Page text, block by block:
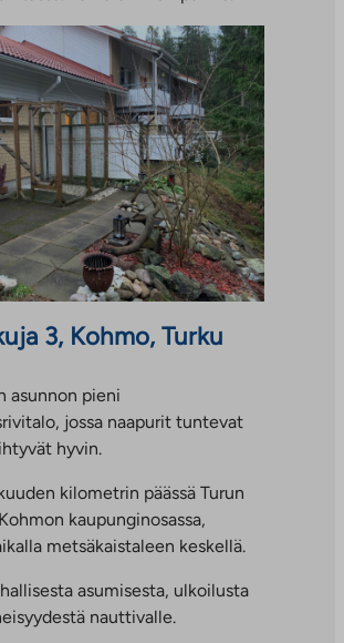
3, Kohmo, Turku
asunnon pieni
jossa naapurit tuntevat
hyvin.
kilometrin päässä Turun
kaupunginosassa,
metsäkaistaleen keskellä.
asumisesta, ulkoilusta
nauttivalle.